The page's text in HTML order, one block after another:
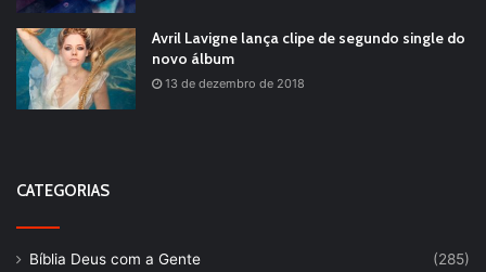
Avril Lavigne lança clipe de segundo single do
novo álbum
13 de dezembro de 2018
CATEGORIAS
Bíblia Deus com a Gente
(285)